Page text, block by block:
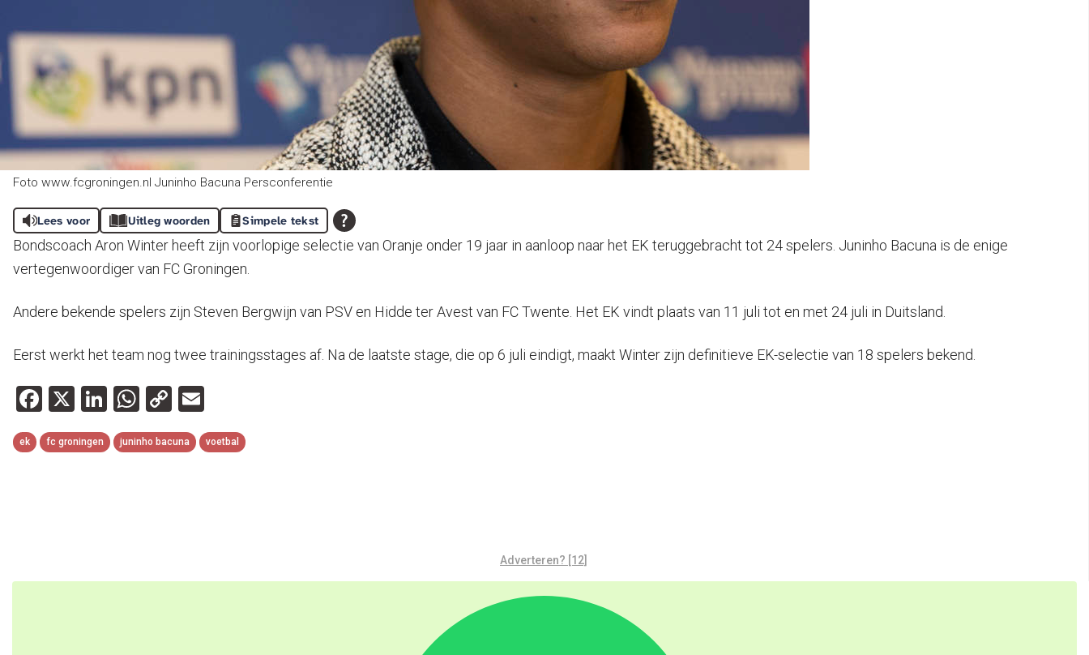
Foto www.fcgroningen.nl Juninho Bacuna Persconferentie
Lees voor Uitleg woorden Simpele tekst
Bondscoach Aron Winter heeft zijn voorlopige selectie van Oranje onder 19 jaar in aanloop naar het EK teruggebracht tot 24 spelers. Juninho Bacuna is de enige
vertegenwoordiger van FC Groningen.
Andere bekende spelers zijn Steven Bergwijn van PSV en Hidde ter Avest van FC Twente. Het EK vindt plaats van 11 juli tot en met 24 juli in Duitsland.
Eerst werkt het team nog twee trainingsstages af. Na de laatste stage, die op 6 juli eindigt, maakt Winter zijn definitieve EK-selectie van 18 spelers bekend.
Facebook
X LinkedIn
WhatsApp
Copy
Link
ek fc groningen juninho bacuna voetbal
Adverteren? [12]